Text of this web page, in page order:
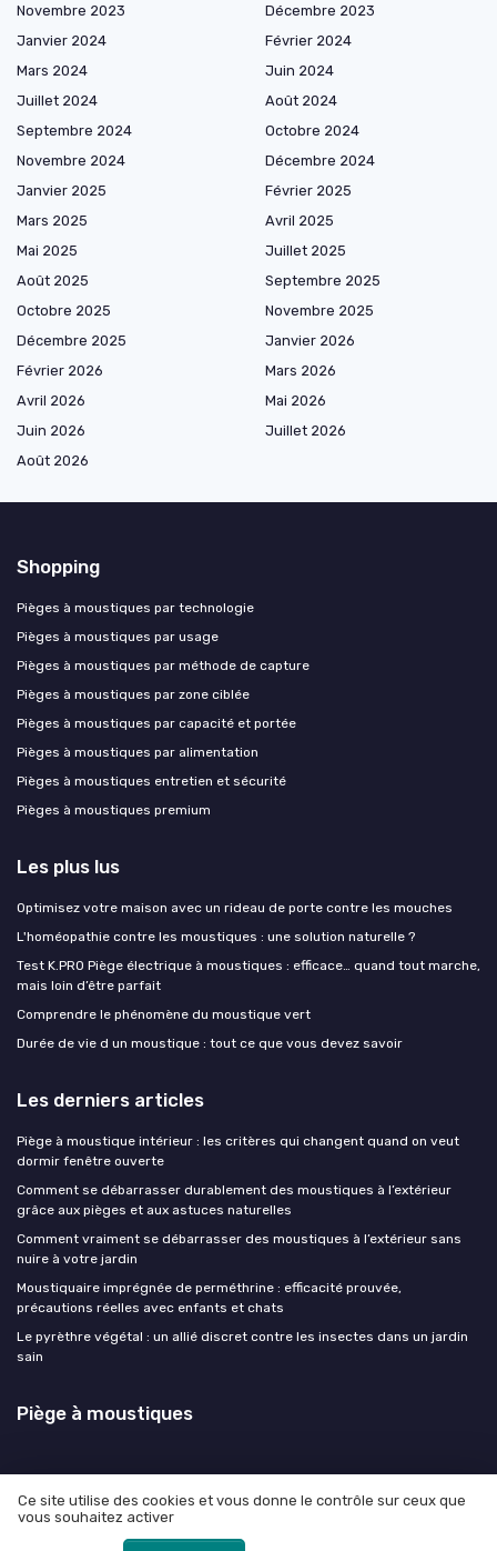
Novembre 2023
Décembre 2023
Janvier 2024
Février 2024
Mars 2024
Juin 2024
Juillet 2024
Août 2024
Septembre 2024
Octobre 2024
Novembre 2024
Décembre 2024
Janvier 2025
Février 2025
Mars 2025
Avril 2025
Mai 2025
Juillet 2025
Août 2025
Septembre 2025
Octobre 2025
Novembre 2025
Décembre 2025
Janvier 2026
Février 2026
Mars 2026
Avril 2026
Mai 2026
Juin 2026
Juillet 2026
Août 2026
Shopping
Pièges à moustiques par technologie
Pièges à moustiques par usage
Pièges à moustiques par méthode de capture
Pièges à moustiques par zone ciblée
Pièges à moustiques par capacité et portée
Pièges à moustiques par alimentation
Pièges à moustiques entretien et sécurité
Pièges à moustiques premium
Les plus lus
Optimisez votre maison avec un rideau de porte contre les mouches
L'homéopathie contre les moustiques : une solution naturelle ?
Test K.PRO Piège électrique à moustiques : efficace… quand tout marche,
mais loin d’être parfait
Comprendre le phénomène du moustique vert
Durée de vie d un moustique : tout ce que vous devez savoir
Les derniers articles
Piège à moustique intérieur : les critères qui changent quand on veut
dormir fenêtre ouverte
Comment se débarrasser durablement des moustiques à l’extérieur
grâce aux pièges et aux astuces naturelles
Comment vraiment se débarrasser des moustiques à l’extérieur sans
nuire à votre jardin
Moustiquaire imprégnée de perméthrine : efficacité prouvée,
précautions réelles avec enfants et chats
Le pyrèthre végétal : un allié discret contre les insectes dans un jardin
sain
Piège à moustiques
Mentions légales
Ce site utilise des cookies et vous donne le contrôle sur ceux que
vous souhaitez activer